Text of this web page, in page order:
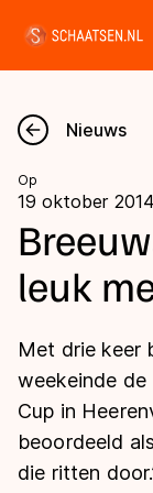
Nieuws
Kalender
Langebaan
Shorttrack
Inlineskaten
Uitslagen
Langebaan
Shorttrack
Marathon
Tijden &
Ranglijsten
Nieuws
Op
19 oktober 2014
leuk
Met drie keer
weekeinde
Cup in
beoordeeld
die ritten